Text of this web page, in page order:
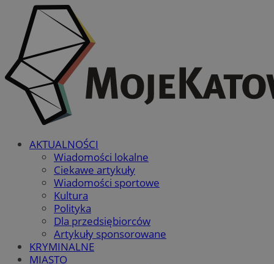
AKTUALNOŚCI
Wiadomości lokalne
Ciekawe artykuły
Wiadomości sportowe
Kultura
Polityka
Dla przedsiębiorców
Artykuły sponsorowane
KRYMINALNE
MIASTO